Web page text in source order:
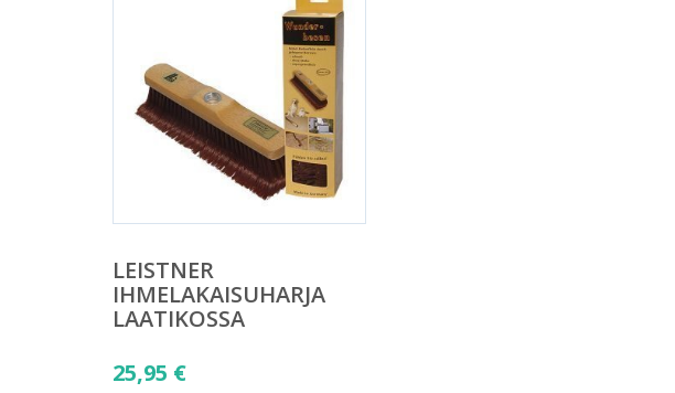
LEISTNER
IHMELAKAISUHARJA
LAATIKOSSA
25,95 €